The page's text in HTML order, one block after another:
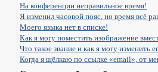
На конференции неправильное время!
Я изменил часовой пояс, но время всё
Моего языка нет в списке!
Как я могу поместить изображение
Что такое звание и как я могу изменить
Когда я щёлкаю по ссылке «email», от